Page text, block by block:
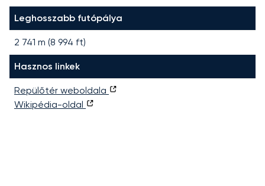
Leghosszabb futópálya
2 741 m (8 994 ft)
Hasznos linkek
Repülőtér weboldala
Wikipédia-oldal